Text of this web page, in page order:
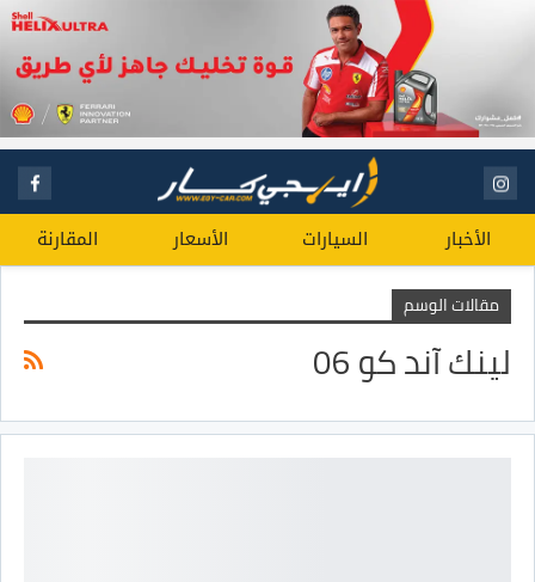
الأخبار السيارات الأسعار المقارنة
مقالات الوسم
لينك آند كو 06